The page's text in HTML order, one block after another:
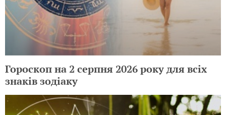
Гороскоп на 2 серпня 2026 року для всіх
знаків зодіаку